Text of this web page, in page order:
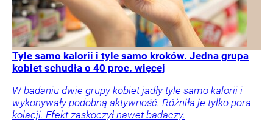
Tyle samo kalorii i tyle samo kroków. Jedna grupa
kobiet schudła o 40 proc. więcej
W badaniu dwie grupy kobiet jadły tyle samo kalorii i
wykonywały podobną aktywność. Różniła je tylko pora
kolacji. Efekt zaskoczył nawet badaczy.